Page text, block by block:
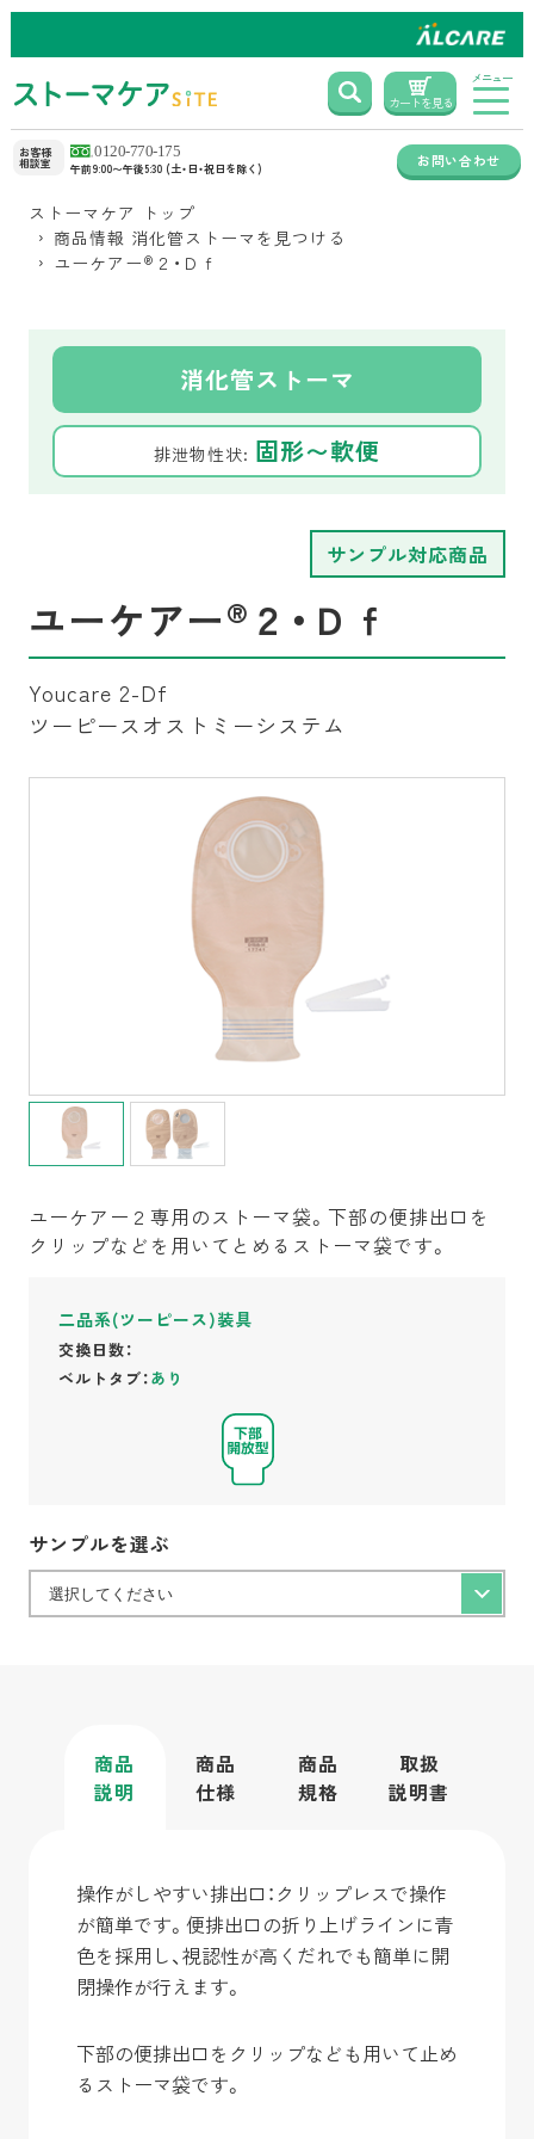
カートを見る
メニュー
お客様
相談室 午前9:00〜午後5:30 (土・日・祝日を除く) お問い合わせ
ストーマケア トップ
商品情報 消化管ストーマを見つける
ユーケアー® ２・Ｄｆ
消化管ストーマ
排泄物性状: 固形〜軟便
ユーケアー® ２・Ｄｆ
サンプル対応商品
Youcare 2-Df
ツーピースオストミーシステム
ユーケアー２専用のストーマ袋。下部の便排出口を
クリップなどを用いてとめるストーマ袋です。
二品系(ツーピース)装具
交換日数：
ベルトタブ：あり
サンプルを選ぶ
商品
説明
商品
仕様
商品
規格
取扱
説明書
操作がしやすい排出口：クリップレスで操作
が簡単です。便排出口の折り上げラインに青
色を採用し、視認性が高くだれでも簡単に開
閉操作が行えます。
下部の便排出口をクリップなども用いて止め
るストーマ袋です。